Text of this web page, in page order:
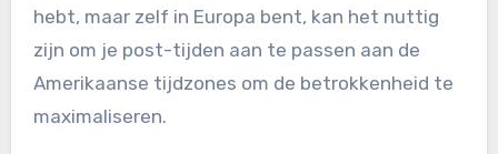
hebt, maar zelf in Europa bent, kan het nuttig
zijn om je post-tijden aan te passen aan de
Amerikaanse tijdzones om de betrokkenheid te
maximaliseren.